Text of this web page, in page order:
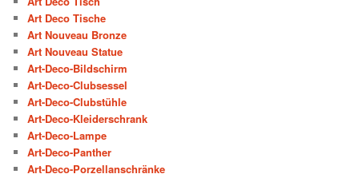
Art Deco Tische
Art Nouveau Bronze
Art Nouveau Statue
Art-Deco-Bildschirm
Art-Deco-Clubsessel
Art-Deco-Clubstühle
Art-Deco-Kleiderschrank
Art-Deco-Lampe
Art-Deco-Panther
Art-Deco-Porzellanschränke